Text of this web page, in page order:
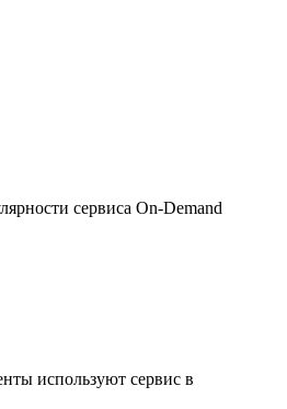
сервиса On-Demand
используют сервис в